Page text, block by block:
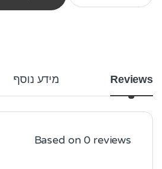
Reviews מידע נוסף
Based on 0 reviews